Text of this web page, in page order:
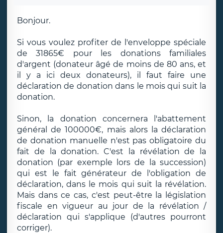
Bonjour.
Si vous voulez profiter de l'enveloppe spéciale
de 31865€ pour les donations familiales
d'argent (donateur âgé de moins de 80 ans, et
il y a ici deux donateurs), il faut faire une
déclaration de donation dans le mois qui suit la
donation.
Sinon, la donation concernera l'abattement
général de 100000€, mais alors la déclaration
de donation manuelle n'est pas obligatoire du
fait de la donation. C'est la révélation de la
donation (par exemple lors de la succession)
qui est le fait générateur de l'obligation de
déclaration, dans le mois qui suit la révélation.
Mais dans ce cas, c'est peut-être la législation
fiscale en vigueur au jour de la révélation /
déclaration qui s'applique (d'autres pourront
corriger).